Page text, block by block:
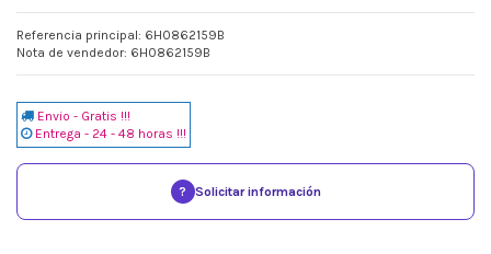
Referencia principal: 6H0862159B
Nota de vendedor: 6H0862159B
Envio - Gratis !!!
Entrega - 24 - 48 horas !!!
? Solicitar información